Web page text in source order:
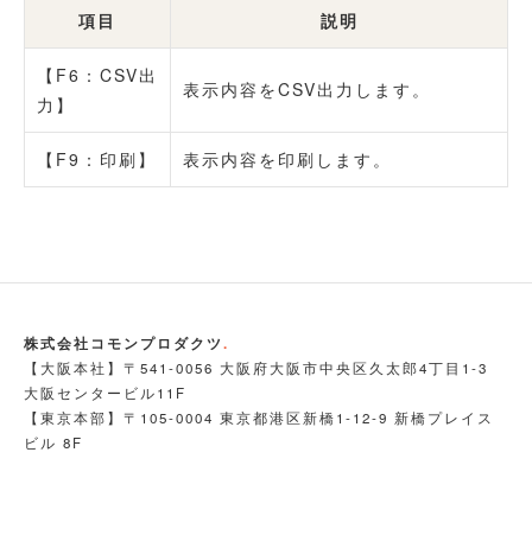
項目 説明
【F6：CSV出
力】
表示内容をCSV出力します。
【F9：印刷】 表示内容を印刷します。
株式会社コモンプロダクツ.
【大阪本社】〒541-0056 大阪府大阪市中央区久太郎4丁目1-3
大阪センタービル11F
【東京本部】〒105-0004 東京都港区新橋1-12-9 新橋プレイス
ビル 8F